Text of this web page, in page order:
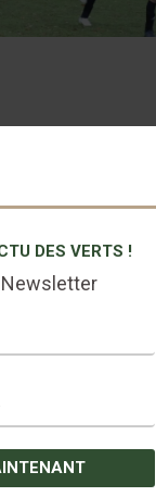
DES VERTS !
Newsletter